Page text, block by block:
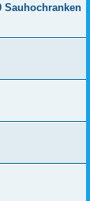
Sauhochranken